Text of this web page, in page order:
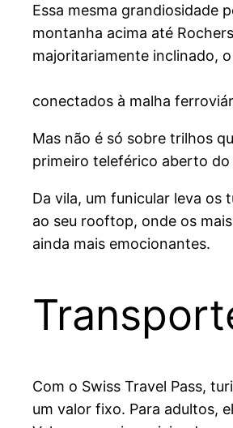
Essa mesma grandiosidade
montanha acima até
majoritariamente inclinado,
conectados à malha
Mas não é só sobre trilhos
primeiro teleférico aberto
Da vila, um funicular leva os
ao seu rooftop, onde os
ainda mais emocionantes.
Com o Swiss Travel Pass,
um valor fixo. Para adultos,